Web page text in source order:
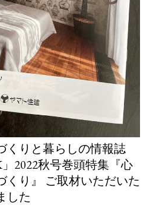
くりと暮らしの情報誌
」2022秋号巻頭特集『心
くり』 ご取材いただいた
した